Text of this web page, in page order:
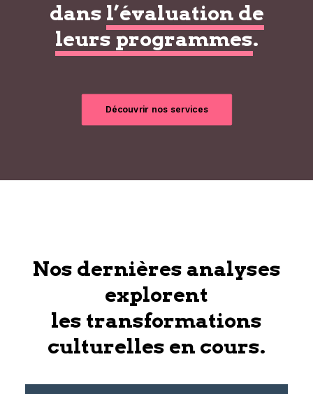
dans l’évaluation de
leurs programmes.
Découvrir nos services
Nos dernières analyses
explorent
les transformations
culturelles en cours.